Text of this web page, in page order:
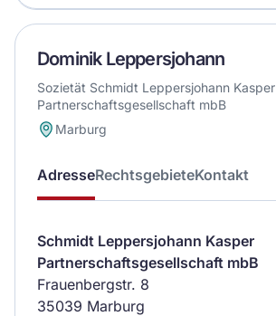
Dominik Leppersjohann
Sozietät Schmidt Leppersjohann Kasper
Partnerschaftsgesellschaft mbB
Marburg
AdresseRechtsgebieteKontakt
Schmidt Leppersjohann Kasper
Partnerschaftsgesellschaft mbB
Frauenbergstr. 8
35039 Marburg